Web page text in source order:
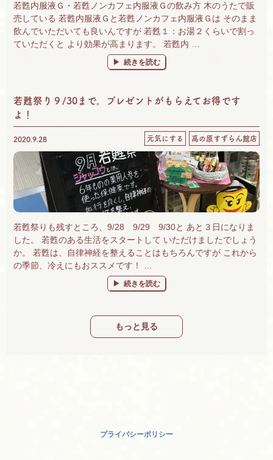
若甦内服液Ｇ・若甦ノンカフェ内服液Ｇの飲み方 木のうたで販
売している 若甦内服液Ｇと若甦ノンカフェ内服液Ｇは そのまま
飲んでいただいても良いんですが 若甦１：お湯２くらいで割っ
ていただくと より効果が高まります。 若甦内 …
“若甦内服液Ｇと若甦ノンカフェ内服液Ｇ” の
続きを読む
若甦祭り９/30まで。プレゼントがもらえてお得です
よ！
2020.9.28 元気にする 高の原すずらん館店
若甦祭りも残すところ、9/28 9/29 9/30と あと３日になりま
した。 若甦のある生活をスタートして いただけましたでしょう
か。 若甦は、自律神経を整えることはもちろんですが これから
の季節、冷えにもおススメです！ …
“若甦祭り９/30まで。プレゼントがもらえて
続きを読む
もっと見る
プライバシーポリシー